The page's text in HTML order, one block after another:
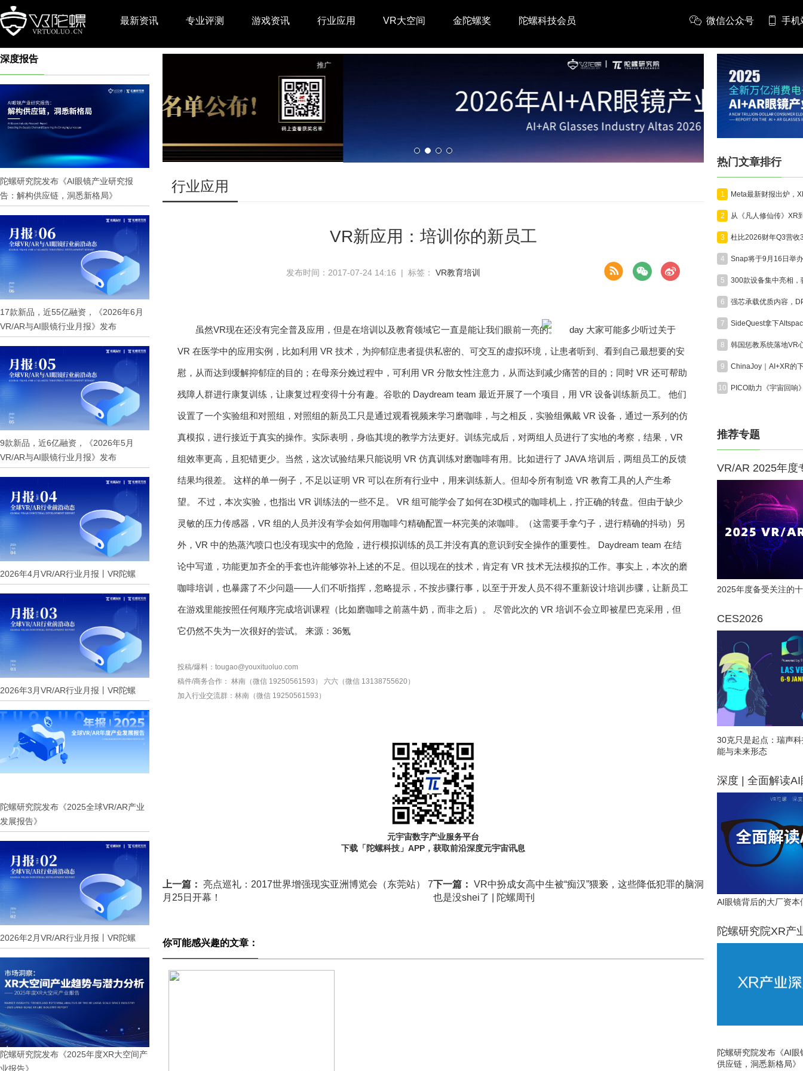
最新资讯 专业评测 游戏资讯 行业应用 VR大空间 金陀螺奖 陀螺科技会员 微信公众号 手机
深度报告
陀螺研究院发布《AI眼镜产业研究报
告：解构供应链，洞悉新格局》
17款新品，近55亿融资，《2026年6月
VR/AR与AI眼镜行业月报》发布
9款新品，近6亿融资，《2026年5月
VR/AR与AI眼镜行业月报》发布
2026年4月VR/AR行业月报丨VR陀螺
2026年3月VR/AR行业月报丨VR陀螺
陀螺研究院发布《2025全球VR/AR产业
发展报告》
2026年2月VR/AR行业月报丨VR陀螺
陀螺研究院发布《2025年度XR大空间产
业报告》
行业应用
VR新应用：培训你的新员工
发布时间：2017-07-24 14:16 | 标签： VR教育培训
虽然VR现在还没有完全普及应用，但是在培训以及教育领域它一直是能让我们眼前一亮的。 大家可能多少听过关于
VR 在医学中的应用实例，比如利用 VR 技术，为抑郁症患者提供私密的、可交互的虚拟环境，让患者听到、看到自己最想要的安
慰，从而达到缓解抑郁症的目的；在母亲分娩过程中，可利用 VR 分散女性注意力，从而达到减少痛苦的目的；同时 VR 还可帮助
残障人群进行康复训练，让康复过程变得十分有趣。谷歌的 Daydream team 最近开展了一个项目，用 VR 设备训练新员工。 他们
设置了一个实验组和对照组，对照组的新员工只是通过观看视频来学习磨咖啡，与之相反，实验组佩戴 VR 设备，通过一系列的仿
真模拟，进行接近于真实的操作。实际表明，身临其境的教学方法更好。训练完成后，对两组人员进行了实地的考察，结果，VR
组效率更高，且犯错更少。当然，这次试验结果只能说明 VR 仿真训练对磨咖啡有用。比如进行了 JAVA 培训后，两组员工的反馈
结果均很差。 这样的单一例子，不足以证明 VR 可以在所有行业中，用来训练新人。但却令所有制造 VR 教育工具的人产生希
望。 不过，本次实验，也指出 VR 训练法的一些不足。 VR 组可能学会了如何在3D模式的咖啡机上，拧正确的转盘。但由于缺少
灵敏的压力传感器，VR 组的人员并没有学会如何用咖啡勺精确配置一杯完美的浓咖啡。（这需要手拿勺子，进行精确的抖动）另
外，VR 中的热蒸汽喷口也没有现实中的危险，进行模拟训练的员工并没有真的意识到安全操作的重要性。 Daydream team 在结
论中写道，功能更加齐全的手套也许能够弥补上述的不足。但以现在的技术，肯定有 VR 技术无法模拟的工作。事实上，本次的磨
咖啡培训，也暴露了不少问题——人们不听指挥，忽略提示，不按步骤行事，以至于开发人员不得不重新设计培训步骤，让新员工
在游戏里能按照任何顺序完成培训课程（比如磨咖啡之前蒸牛奶，而非之后）。 尽管此次的 VR 培训不会立即被星巴克采用，但
它仍然不失为一次很好的尝试。 来源：36氪
投稿/爆料：tougao@youxituoluo.com
稿件/商务合作： 林南（微信 19250561593）
六六（微信 13138755620）
加入行业交流群： 林南（微信 19250561593）
元宇宙数字产业服务平台
下载「陀螺科技」APP，获取前沿深度元宇宙讯息
上一篇： 亮点巡礼：2017世界增强现实亚洲博览会（东莞站） 7
月25日开幕！
下一篇： VR中扮成女高中生被“痴汉”猥亵，这些降低犯罪的脑洞
也是没shei了 | 陀螺周刊
你可能感兴趣的文章：
热门文章排行
1
2
3
4
5
6
7
8
9
10
推荐专题
VR/AR 2025年度
2025年度备受关注的
CES2026
30克只是起点：瑞声
能与未来形态
深度 | 全面解读AI
AI眼镜背后的大厂资本
陀螺研究院XR产
陀螺研究院发布《AI
供应链，洞悉新格局》